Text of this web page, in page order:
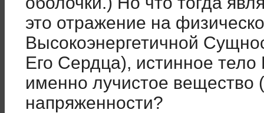
это отражение на
Высокоэнергетичной
Его Сердца), истинное тело
именно лучистое вещество
напряженности?